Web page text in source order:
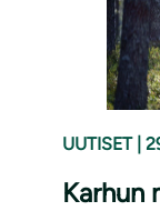
UUTISET
Karhun